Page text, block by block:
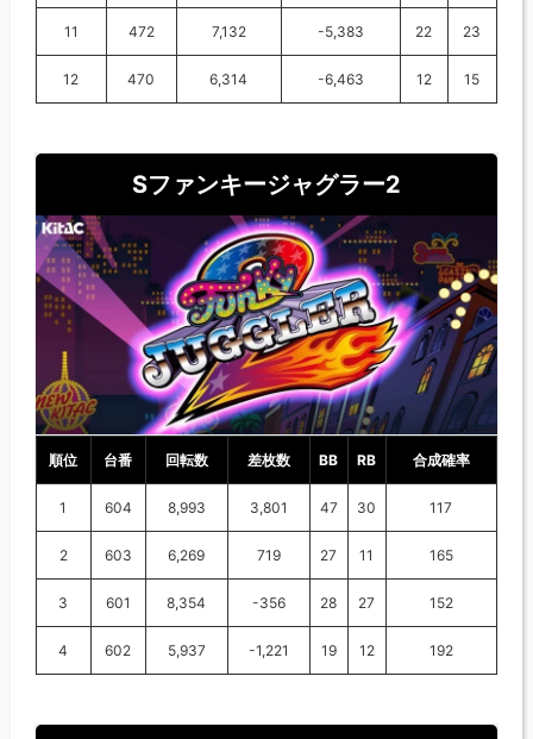
11 472 7,132 -5,383 22 23
12 470 6,314 -6,463 12 15
Sファンキージャグラー2
順位 台番 回転数 差枚数 BB RB 合成確率
1 604 8,993 3,801 47 30 117
2 603 6,269 719 27 11 165
3 601 8,354 -356 28 27 152
4 602 5,937 -1,221 19 12 192